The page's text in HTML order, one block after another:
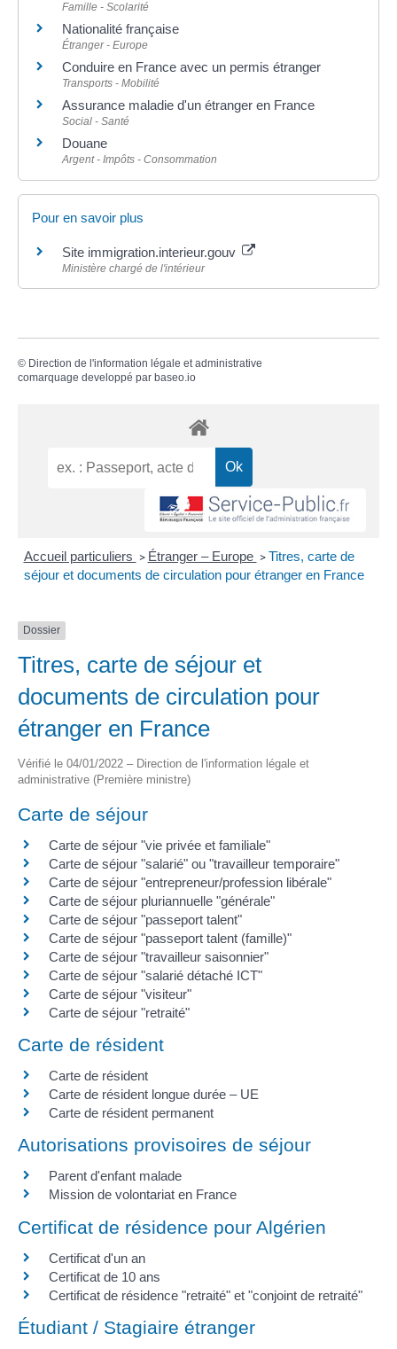
Famille - Scolarité
Nationalité française
Étranger - Europe
Conduire en France avec un permis étranger
Transports - Mobilité
Assurance maladie d'un étranger en France
Social - Santé
Douane
Argent - Impôts - Consommation
Pour en savoir plus
Site immigration.interieur.gouv
Ministère chargé de l'intérieur
© Direction de l'information légale et administrative
comarquage developpé par baseo.io
Accueil particuliers > Étranger – Europe > Titres, carte de
séjour et documents de circulation pour étranger en France
Dossier
Titres, carte de séjour et
documents de circulation pour
étranger en France
Vérifié le 04/01/2022 – Direction de l'information légale et
administrative (Première ministre)
Carte de séjour
Carte de séjour "vie privée et familiale"
Carte de séjour "salarié" ou "travailleur temporaire"
Carte de séjour "entrepreneur/profession libérale"
Carte de séjour pluriannuelle "générale"
Carte de séjour "passeport talent"
Carte de séjour "passeport talent (famille)"
Carte de séjour "travailleur saisonnier"
Carte de séjour "salarié détaché ICT"
Carte de séjour "visiteur"
Carte de séjour "retraité"
Carte de résident
Carte de résident
Carte de résident longue durée – UE
Carte de résident permanent
Autorisations provisoires de séjour
Parent d'enfant malade
Mission de volontariat en France
Certificat de résidence pour Algérien
Certificat d'un an
Certificat de 10 ans
Certificat de résidence "retraité" et "conjoint de retraité"
Étudiant / Stagiaire étranger